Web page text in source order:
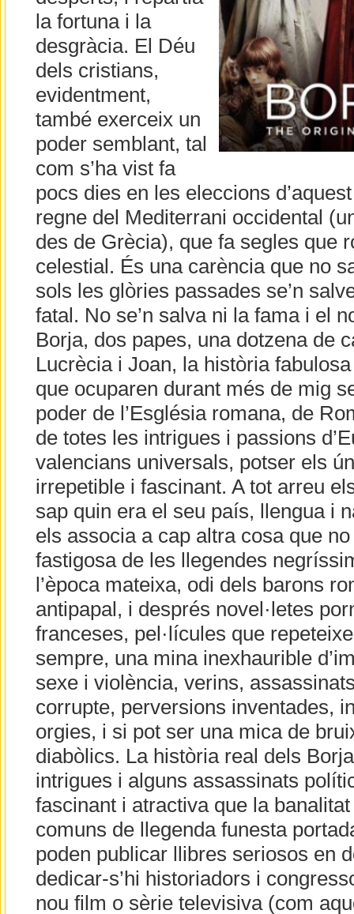
la fortuna i la
desgràcia. El Déu
dels cristians,
evidentment,
també exerceix un
poder semblant, tal
com s’ha vist fa
pocs dies en les eleccions
regne del Mediterrani occidental
des de Grècia), que fa segles que
celestial. És una carència que no
sols les glòries passades se’n
fatal. No se’n salva ni la fama i el
Borja, dos papes, una dotzena de
Lucrècia i Joan, la història
que ocuparen durant més de mig
poder de l’Església romana, de
de totes les intrigues i passions
valencians universals, potser els
irrepetible i fascinant. A tot arreu
sap quin era el seu país, llengua i
els associa a cap altra cosa que
fastigosa de les llegendes
l’època mateixa, odi dels barons
antipapal, i després novel·letes
franceses, pel·lícules que
sempre, una mina inexhaurible
sexe i violència, verins,
corrupte, perversions inventades,
orgies, i si pot ser una mica de
diabòlics. La història real dels
intrigues i alguns assassinats
fascinant i atractiva que la
comuns de llegenda funesta
poden publicar llibres seriosos en
dedicar-s’hi historiadors i
nou film o sèrie televisiva (com